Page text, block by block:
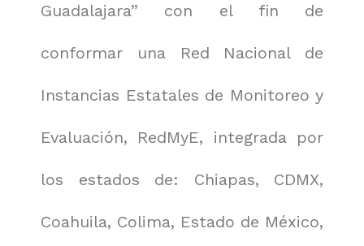
Guadalajara” con el fin de
conformar una Red Nacional de
Instancias Estatales de Monitoreo y
Evaluación, RedMyE, integrada por
los estados de: Chiapas, CDMX,
Coahuila, Colima, Estado de México,